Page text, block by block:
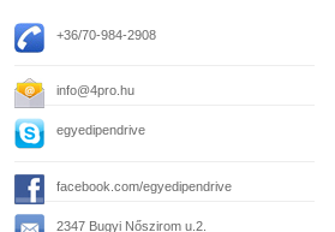
+36/70-984-2908
info@4pro.hu
egyedipendrive
facebook.com/egyedipendrive
2347 Bugyi Nőszirom u.2.